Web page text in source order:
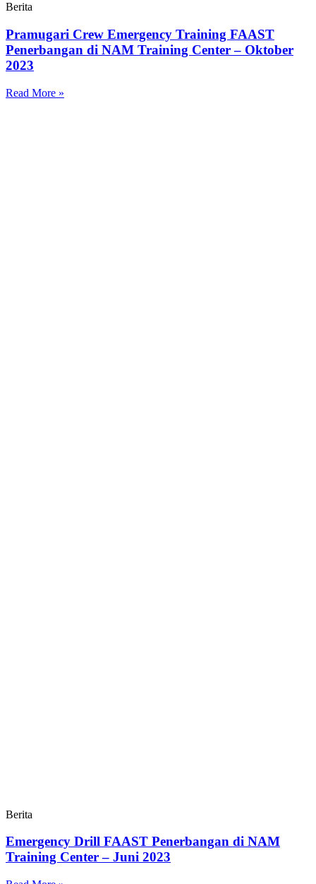
Berita
Pramugari Crew Emergency Training FAAST
Penerbangan di NAM Training Center – Oktober
2023
Read More »
Berita
Emergency Drill FAAST Penerbangan di NAM
Training Center – Juni 2023